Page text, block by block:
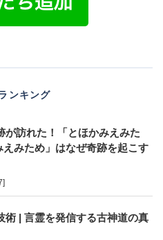
ンキング
が訪れた！「とほかみえみた
みため」はなぜ奇跡を起こす
術 | 言霊を発信する古神道の真